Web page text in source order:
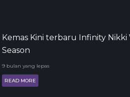
Kemas Kini terbaru Infinity Nikki
Season
9 bulan yang lepas
READ MORE